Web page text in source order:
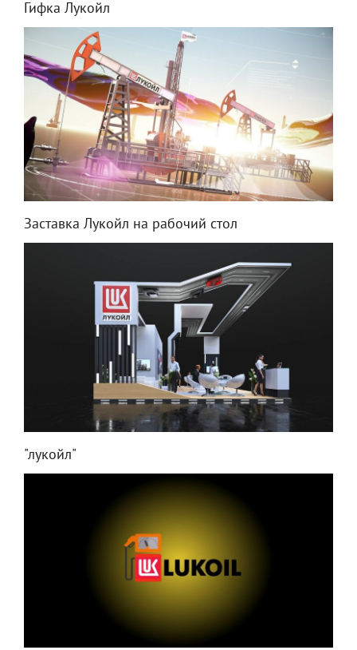
Гифка Лукойл
Заставка Лукойл на рабочий стол
"лукойл"